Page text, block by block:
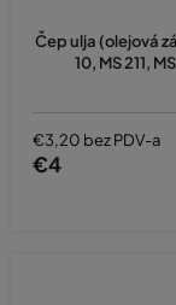
Čep ulja (olejová
10, MS 211,
€3,20 bez PDV-a
€4